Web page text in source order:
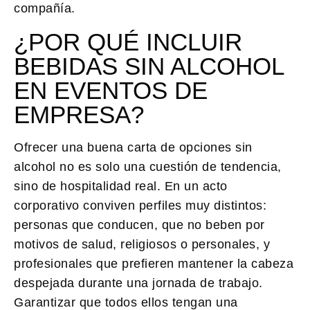
compañía.
¿POR QUÉ INCLUIR
BEBIDAS SIN ALCOHOL
EN EVENTOS DE
EMPRESA?
Ofrecer una buena carta de opciones sin
alcohol no es solo una cuestión de tendencia,
sino de hospitalidad real. En un acto
corporativo conviven perfiles muy distintos:
personas que conducen, que no beben por
motivos de salud, religiosos o personales, y
profesionales que prefieren mantener la cabeza
despejada durante una jornada de trabajo.
Garantizar que todos ellos tengan una